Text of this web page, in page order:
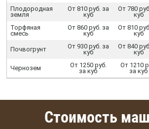
Плодородная
земля
От 810 руб. за
куб
От 780
куб
Торфяная
смесь
От 860 руб. за
куб
От 810
куб
Почвогрунт
От 930 руб. за
куб
От 840
куб
Чернозем
От 1250 руб.
за куб
От 1210
за куб
Стоимость